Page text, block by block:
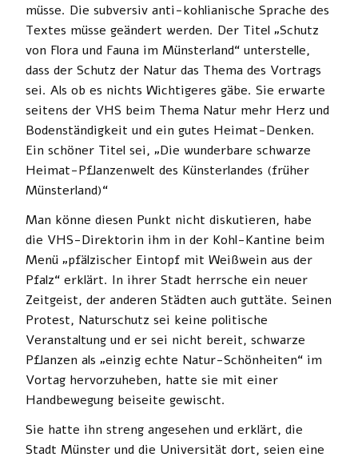
müsse. Die subversiv anti-kohlianische Sprache des
Textes müsse geändert werden. Der Titel „Schutz
von Flora und Fauna im Münsterland“ unterstelle,
dass der Schutz der Natur das Thema des Vortrags
sei. Als ob es nichts Wichtigeres gäbe. Sie erwarte
seitens der VHS beim Thema Natur mehr Herz und
Bodenständigkeit und ein gutes Heimat-Denken.
Ein schöner Titel sei, „Die wunderbare schwarze
Heimat-Pflanzenwelt des Künsterlandes (früher
Münsterland)“
Man könne diesen Punkt nicht diskutieren, habe
die VHS-Direktorin ihm in der Kohl-Kantine beim
Menü „pfälzischer Eintopf mit Weißwein aus der
Pfalz“ erklärt. In ihrer Stadt herrsche ein neuer
Zeitgeist, der anderen Städten auch guttäte. Seinen
Protest, Naturschutz sei keine politische
Veranstaltung und er sei nicht bereit, schwarze
Pflanzen als „einzig echte Natur-Schönheiten“ im
Vortag hervorzuheben, hatte sie mit einer
Handbewegung beiseite gewischt.
Sie hatte ihn streng angesehen und erklärt, die
Stadt Münster und die Universität dort, seien eine